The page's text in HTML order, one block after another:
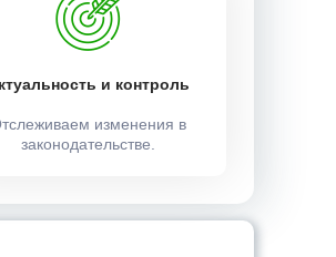
и контроль
изменения в
законодательстве.